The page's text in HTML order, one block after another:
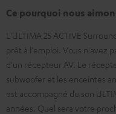
Ce pourquoi nous
L'ULTIMA 25 ACTIVE
prêt à l'emploi. Vous n'avez
d'un récepteur AV. Le
subwoofer et les enceintes
est accompagné du son
années. Quel sera votre